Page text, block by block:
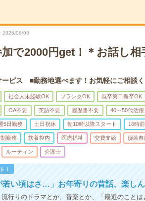
2026/08/08
で2000円get！＊お話し
ービス ■勤務地選べます！お気軽にご相談く
社会人未経験OK ブランクOK 既卒第二新卒OK
OA不要 英語不要 履歴書不要 40～50代活躍
5日勤務 土日祝休 朝10時以降スタート 16時
勤務 扶養控内 医療福祉 交費支給 服装自
ルーティン 介護士
！
若い頃はさ…」お年寄りの昔話、楽し
行りのドラマとか、音楽とか、「最近のこと